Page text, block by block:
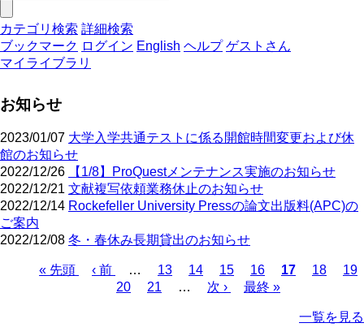
カテゴリ検索 詳細検索
ブックマーク ログイン English ヘルプ ゲストさん
マイライブラリ
お知らせ
2023/01/07 大学入学共通テストに係る開館時間変更および休
館のお知らせ
2022/12/26
【1/8】ProQuestメンテナンス実施のお知らせ
2022/12/21 文献複写依頼業務休止のお知らせ
2022/12/14 Rockefeller University Pressの論文出版料(APC)の
ご案内
2022/12/08 冬・春休み長期貸出のお知らせ
先
« 先頭
前
‹ 前 …
ペ
ー
13
ペ
ー
14
ペ
ー
15
ペ
ー
16
カ
17
ペ
18
ペ
19
ペ
20
ペ
21 …
次
次 ›
最
最終 »
一覧を見る